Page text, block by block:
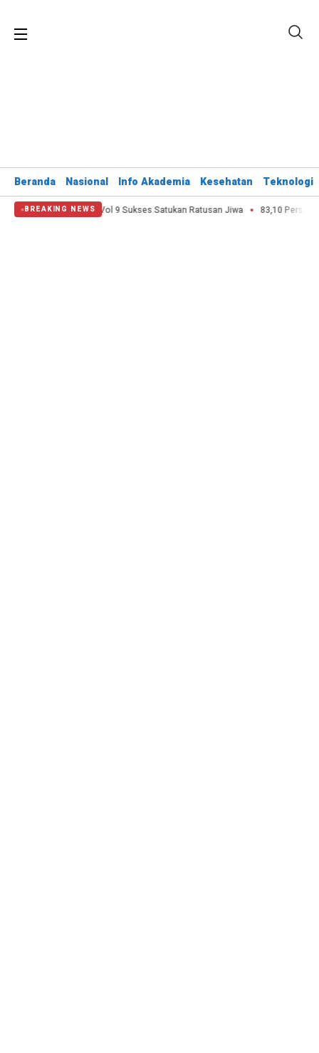
Beranda Nasional Info Akademia Kesehatan Teknologi
BREAKING NEWS
Kota Bekasi Vol 9 Sukses Satukan Ratusan Jiwa 83,10 Persen